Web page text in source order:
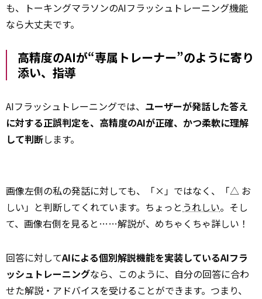
も、トーキングマラソンのAIフラッシュトレーニング機能
なら大丈夫です。
高精度のAIが“専属トレーナー”のように寄り
添い、指導
AIフラッシュトレーニングでは、 ユーザーが発話した答え
に対する正誤判定を、高精度のAIが正確、かつ柔軟に理解
して判断します。
画像左側の私の発話に対しても、「×」ではなく、「△ お
しい」と判断してくれています。ちょっと うれしい。そし
て、画像右側を見ると……解説が、めちゃくちゃ詳しい！
回答に対してAIによる個別解説機能を実装しているAIフラ
ッシュトレーニングなら、このように、自分の回答に合わ
せた解説・アドバイスを受けることができます。つまり、